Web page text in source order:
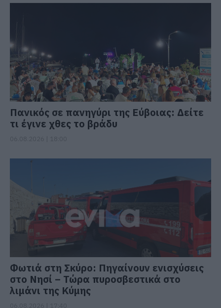
Πανικός σε πανηγύρι της Εύβοιας: Δείτε
τι έγινε χθες το βράδυ
Φωτιά στη Σκύρο: Πηγαίνουν ενισχύσεις
στο Νησί – Τώρα πυροσβεστικά στο
λιμάνι της Κύμης